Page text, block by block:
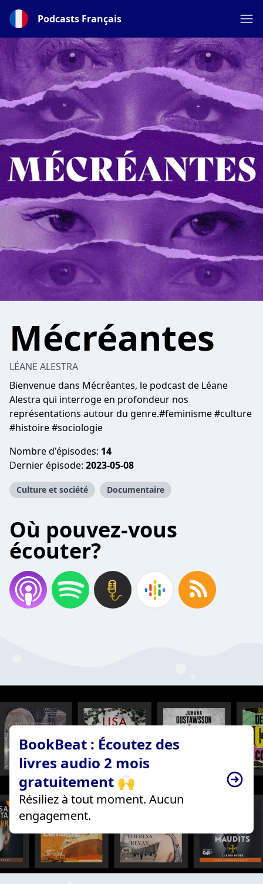
Podcasts Français
Mécréantes
LÉANE ALESTRA
Bienvenue dans Mécréantes, le podcast de Léane
Alestra qui interroge en profondeur nos
représentations autour du genre.#feminisme #culture
#histoire #sociologie
Nombre d'épisodes: 14
Dernier épisode: 2023-05-08
Culture et société Documentaire
Où pouvez-vous
écouter?
BookBeat : Écoutez des
livres audio 2 mois
gratuitement 🙌
Résiliez à tout moment. Aucun
engagement.